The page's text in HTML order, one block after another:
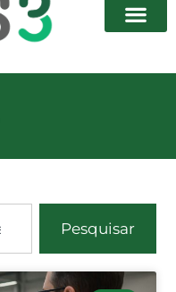
Pesquisar